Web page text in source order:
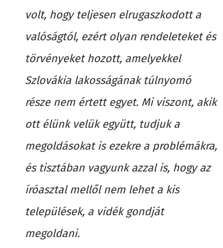
volt, hogy teljesen elrugaszkodott a
valóságtól, ezért olyan rendeleteket és
törvényeket hozott, amelyekkel
Szlovákia lakosságának túlnyomó
része nem értett egyet. Mi viszont, akik
ott élünk velük együtt, tudjuk a
megoldásokat is ezekre a problémákra,
és tisztában vagyunk azzal is, hogy az
íróasztal mellől nem lehet a kis
települések, a vidék gondját
megoldani.